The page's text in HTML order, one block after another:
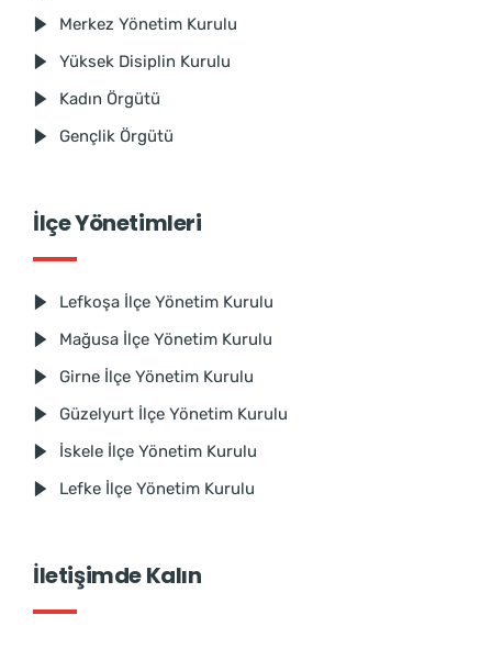
Merkez Yönetim Kurulu
Yüksek Disiplin Kurulu
Kadın Örgütü
Gençlik Örgütü
İlçe Yönetimleri
Lefkoşa İlçe Yönetim Kurulu
Mağusa İlçe Yönetim Kurulu
Girne İlçe Yönetim Kurulu
Güzelyurt İlçe Yönetim Kurulu
İskele İlçe Yönetim Kurulu
Lefke İlçe Yönetim Kurulu
İletişimde Kalın